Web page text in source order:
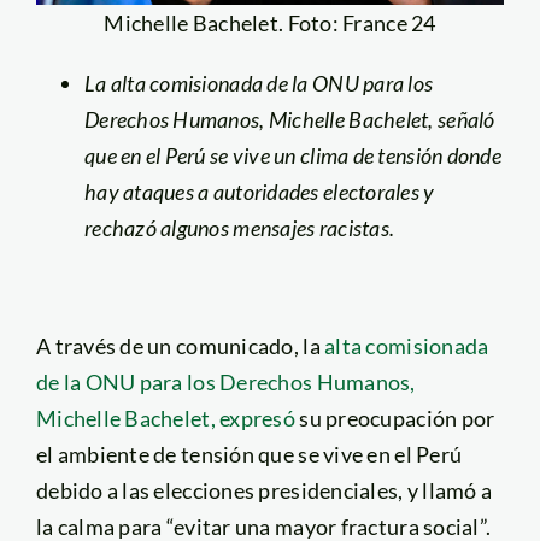
Michelle Bachelet. Foto: France 24
La alta comisionada de la ONU para los
Derechos Humanos, Michelle Bachelet, señaló
que en el Perú se vive un clima de tensión donde
hay ataques a autoridades electorales y
rechazó algunos mensajes racistas.
A través de un comunicado, laalta comisionada
de la ONU para los Derechos Humanos,
Michelle Bachelet, expresósu preocupación por
el ambiente de tensión que se vive en el Perú
debido a las elecciones presidenciales, y llamó a
la calma para “evitar una mayor fractura social”.